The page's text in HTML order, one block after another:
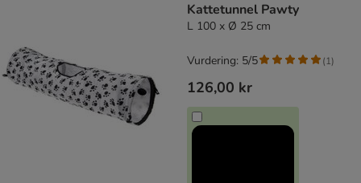
Kattetunnel Pawty
L 100 x Ø 25 cm
126,00 kr
Vurdering: 5/5 (1)